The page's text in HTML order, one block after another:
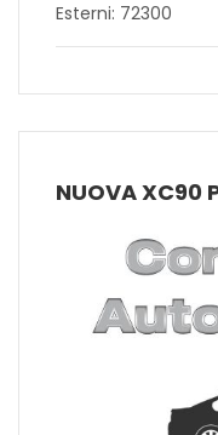
Esterni: 72300